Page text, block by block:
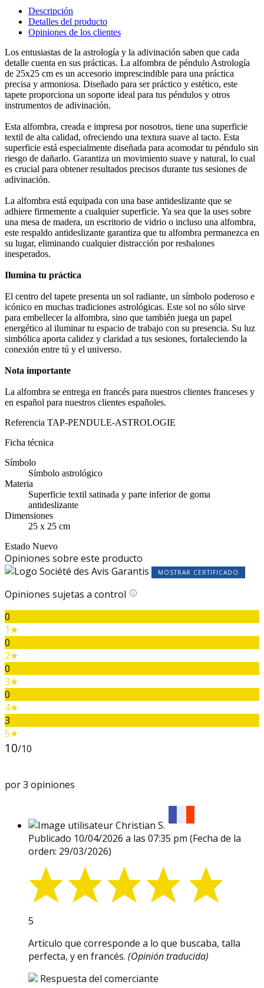
Descripción
Detalles del producto
Opiniones de los clientes
Los entusiastas de la astrología y la adivinación saben que cada
detalle cuenta en sus prácticas. La alfombra de péndulo Astrología
de 25x25 cm es un accesorio imprescindible para una práctica
precisa y armoniosa. Diseñado para ser práctico y estético, este
tapete proporciona un soporte ideal para tus péndulos y otros
instrumentos de adivinación.
Esta alfombra, creada e impresa por nosotros, tiene una superficie
textil de alta calidad, ofreciendo una textura suave al tacto. Esta
superficie está especialmente diseñada para acomodar tu péndulo sin
riesgo de dañarlo. Garantiza un movimiento suave y natural, lo cual
es crucial para obtener resultados precisos durante tus sesiones de
adivinación.
La alfombra está equipada con una base antideslizante que se
adhiere firmemente a cualquier superficie. Ya sea que la uses sobre
una mesa de madera, un escritorio de vidrio o incluso una alfombra,
este respaldo antideslizante garantiza que tu alfombra permanezca en
su lugar, eliminando cualquier distracción por resbalones
inesperados.
Ilumina tu práctica
El centro del tapete presenta un sol radiante, un símbolo poderoso e
icónico en muchas tradiciones astrológicas. Este sol no sólo sirve
para embellecer la alfombra, sino que también juega un papel
energético al iluminar tu espacio de trabajo con su presencia. Su luz
simbólica aporta calidez y claridad a tus sesiones, fortaleciendo la
conexión entre tú y el universo.
Nota importante
La alfombra se entrega en francés para nuestros clientes franceses y
en español para nuestros clientes españoles.
Referencia TAP-PENDULE-ASTROLOGIE
Ficha técnica
Símbolo
Símbolo astrológico
Materia
Superficie textil satinada y parte inferior de goma
antideslizante
Dimensiones
25 x 25 cm
Estado Nuevo
Opiniones sobre este producto
MOSTRAR CERTIFICADO
Opiniones sujetas a control
0
1★
0
2★
0
3★
0
4★
3
5★
10/10
por 3 opiniones
Christian S.
Publicado 10/04/2026 a las 07:35 pm (Fecha de la
orden: 29/03/2026)
5
Artículo que corresponde a lo que buscaba, talla
perfecta, y en francés. (Opinión traducida)
Respuesta del comerciante